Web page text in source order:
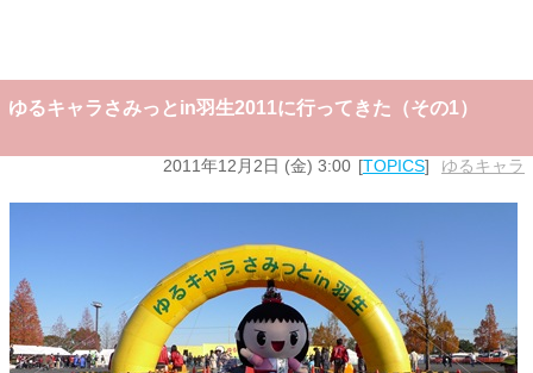
ゆるキャラさみっとin羽生2011に行ってきた（その1）
2011年12月2日 (金) 3:00 TOPICS ゆるキャラ